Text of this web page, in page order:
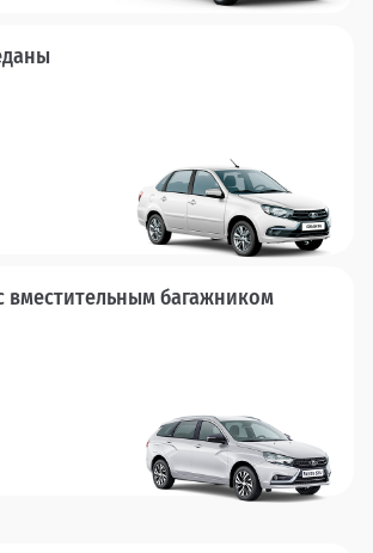
вместительным багажником